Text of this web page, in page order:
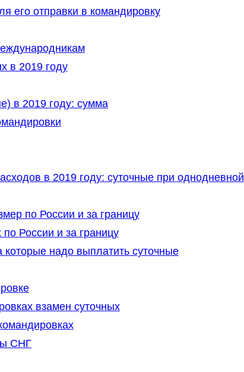
его отправки в командировку
в 2019 году
в 2019 году: сумма
в 2019 году: суточные при однодневной
по России и за границу
России и за границу
которые надо выплатить суточные
взамен суточных
СНГ